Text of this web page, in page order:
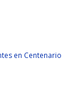
en Centenario